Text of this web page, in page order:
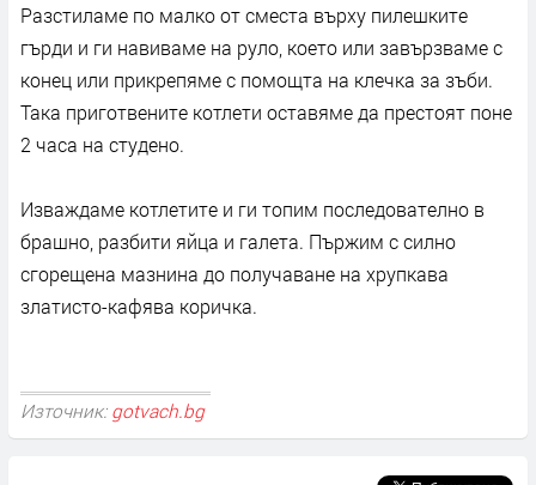
Разстиламе по малко от сместа върху пилешките
гърди и ги навиваме на руло, което или завързваме с
конец или прикрепяме с помощта на клечка за зъби.
Така приготвените котлети оставяме да престоят поне
2 часа на студено.
Изваждаме котлетите и ги топим последователно в
брашно, разбити яйца и галета. Пържим с силно
сгорещена мазнина до получаване на хрупкава
златисто-кафява коричка.
Източник: gotvach.bg